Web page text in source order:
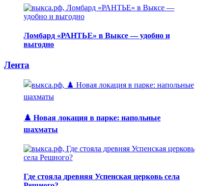
Ломбард «РАНТЬЕ» в Выксе — удобно и
выгодно
Лента
♟️ Новая локация в парке: напольные
шахматы
Где стояла древняя Успенская церковь села